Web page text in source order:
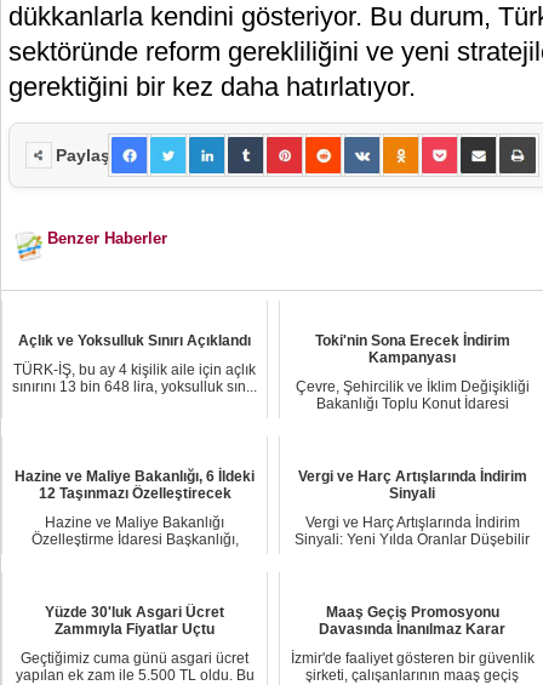
dükkanlarla kendini gösteriyor. Bu durum,
sektöründe reform gerekliliğini ve yeni
gerektiğini bir kez daha hatırlatıyor.
Paylaş
Benzer Haberler
Açlık ve Yoksulluk Sınırı Açıklandı
TÜRK-İŞ, bu ay 4 kişilik aile için açlık
sınırını 13 bin 648 lira, yoksulluk sın...
Toki'nin Sona Erecek İndirim
Kampanyası
Çevre, Şehircilik ve İklim Değişikliği
Bakanlığı Toplu Konut İdaresi
Hazine ve Maliye Bakanlığı, 6 İldeki
12 Taşınmazı Özelleştirecek
Hazine ve Maliye Bakanlığı
Özelleştirme İdaresi Başkanlığı,
Vergi ve Harç Artışlarında İndirim
Sinyali
Vergi ve Harç Artışlarında İndirim
Sinyali: Yeni Yılda Oranlar Düşebilir
Yüzde 30'luk Asgari Ücret
Zammıyla Fiyatlar Uçtu
Geçtiğimiz cuma günü asgari ücret
yapılan ek zam ile 5.500 TL oldu. Bu
Maaş Geçiş Promosyonu
Davasında İnanılmaz Karar
İzmir'de faaliyet gösteren bir güvenlik
şirketi, çalışanlarının maaş geçiş